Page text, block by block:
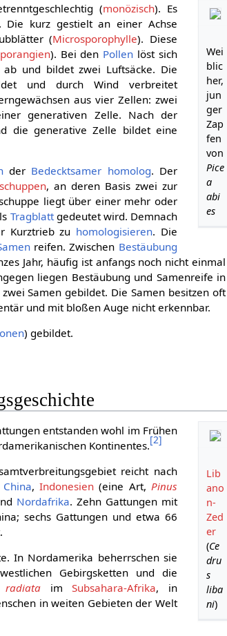
Wei
blic
her,
jun
ger
Zap
fen
von
Pice
a
abi
es
(monözisch). Es
Die kurz gestielt an einer Achse
(Microsporophylle). Diese
). Bei den Pollen löst sich
und bildet zwei Luftsäcke. Die
und durch Wind verbreitet
aus vier Zellen: zwei
generativen Zelle. Nach der
die generative Zelle bildet eine
der Bedecktsamer homolog. Der
, an deren Basis zwei zur
liegt über einer mehr oder
Tragblattgedeutet wird. Demnach
Kurztrieb zu homologisieren. Die
reifen. Zwischen Bestäubung
Jahr, häufig ist anfangs noch nicht einmal
liegen Bestäubung und Samenreife in
Samen gebildet. Die Samen besitzen oft
und mit bloßen Auge nicht erkennbar.
) gebildet.
Lib
ano
n-
Zed
er
(Ce
dru
s
liba
ni)
entstanden wohl im Frühen
Kontinentes.[2]
reicht nach
China,Indonesien (eine Art, Pinus
Nordafrika. Zehn Gattungen mit
sechs Gattungen und etwa 66
In Nordamerika beherrschen sie
Gebirgsketten und die
radiata imSubsahara-Afrika, in
in weiten Gebieten der Welt